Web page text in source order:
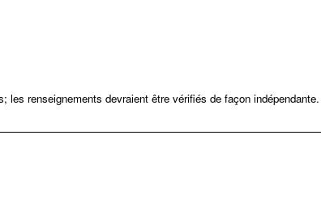
renseignements devraient être vérifiés de façon